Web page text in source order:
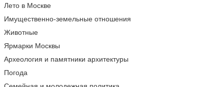
Лето в Москве
Имущественно-земельные отношения
Животные
Ярмарки Москвы
Археология и памятники архитектуры
Погода